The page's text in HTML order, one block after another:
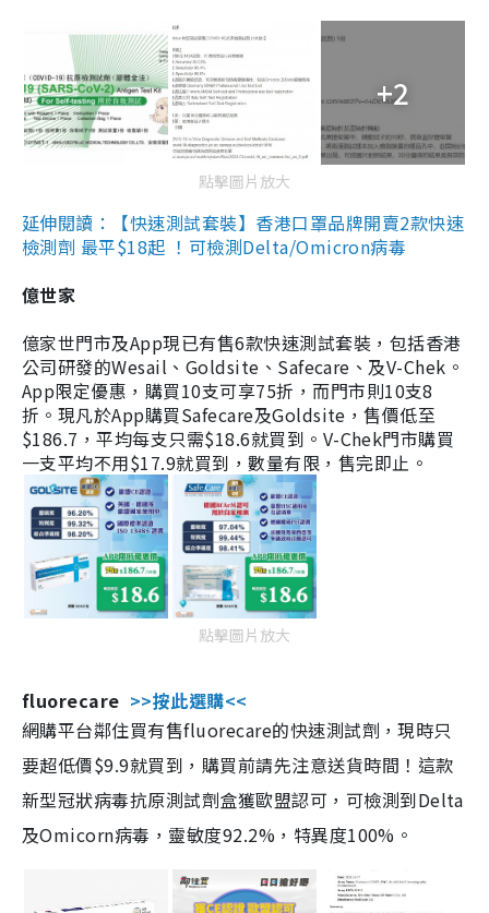
+2
點擊圖片放大
延伸閱讀：【快速測試套裝】香港口罩品牌開賣2款快速
檢測劑 最平$18起 ！可檢測Delta/Omicron病毒
億世家
億家世門市及App現已有售6款快速測試套裝，包括香港
公司研發的Wesail、Goldsite、Safecare、及V-Chek。
App限定優惠，購買10支可享75折，而門市則10支8
折。現凡於App購買Safecare及Goldsite，售價低至
$186.7，平均每支只需$18.6就買到。V-Chek門市購買
一支平均不用$17.9就買到，數量有限，售完即止。
點擊圖片放大
fluorecare >>按此選購<<
網購平台鄰住買有售fluorecare的快速測試劑，現時只
要超低價$9.9就買到，購買前請先注意送貨時間！這款
新型冠狀病毒抗原測試劑盒獲歐盟認可，可檢測到Delta
及Omicorn病毒，靈敏度92.2%，特異度100%。